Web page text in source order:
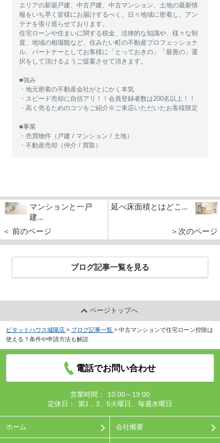
エリアの新築戸建、中古戸建、中古マンション、土地の最新情
報をいち早く皆様にお届けするべく、日々地域に密着し、アン
テナを張り巡らせております。
住宅ローンや住まいに関する税金、法律的な知識や、様々な制
度、地域の相場観など、住みたい町の不動産プロフェッショナ
ル、パートナーとしてお客様に「とっておきの」「最善の」選
択をして頂けるようご提案させて頂きます。
■強み
・地元密着の不動産会社がとにかく本気
・スピード売却に自信アリ！！会員登録者数は200名以上！！
・高く売るためのコツをご紹介※ご来店いただいたお客様限定
■事業
・売買物件（戸建 / マンション / 土地）
・不動産売却（仲介 / 買取）
マンションと一戸
建...
＜ 前のページ
延べ床面積とはどこ...
＞次のページ
ブログ記事一覧を見る
ページトップへ
ピタットハウス城陽店 > ブログ記事一覧 > 中古マンションで住宅ローン控除は
使える？条件や申請方法も解説
電話でお問い合わせ
営業時間：
10:00～19:00
定休日：
第1，3、5火曜日、毎週水曜日
ホーム 会社概要